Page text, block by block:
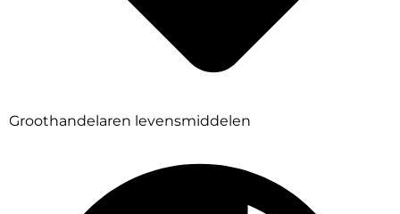
Groothandelaren levensmiddelen